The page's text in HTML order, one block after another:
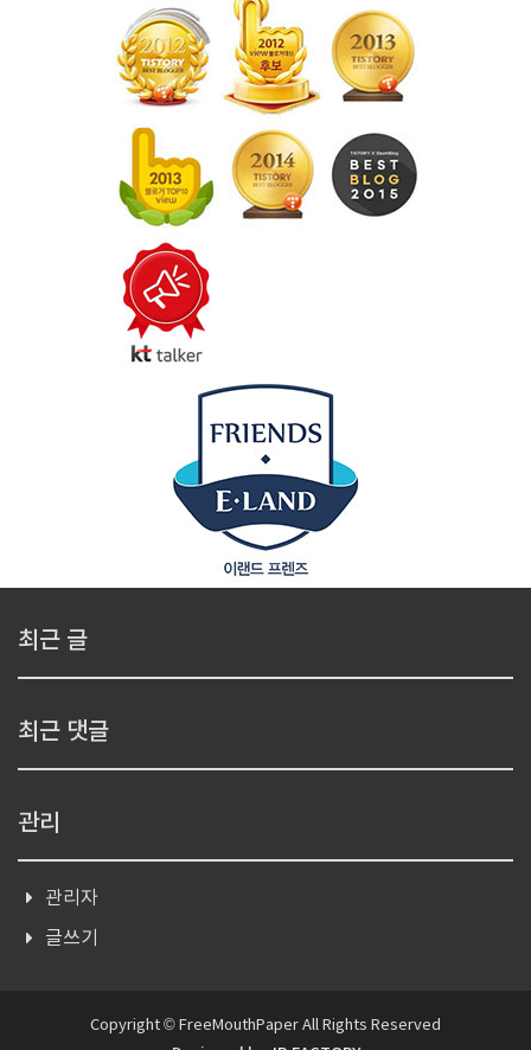
최근 글
최근 댓글
관리
관리자
글쓰기
Copyright © FreeMouthPaper All Rights Reserved